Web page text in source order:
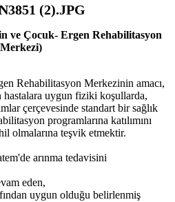
ve Çocuk- Ergen Rehabilitasyon
Merkezi)
Rehabilitasyon Merkezinin amacı,
hastalara uygun fiziki koşullarda,
çerçevesinde standart bir sağlık
programlarına katılımını
olmalarına teşvik etmektir.
arınma tedavisini
eden,
uygun olduğu belirlenmiş